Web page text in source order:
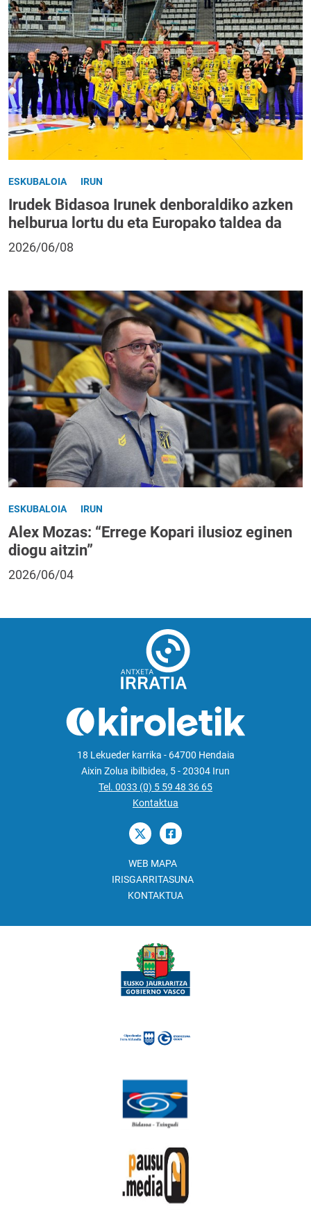
ESKUBALOIA IRUN
Irudek Bidasoa Irunek denboraldiko azken
helburua lortu du eta Europako taldea da
2026/06/08
ESKUBALOIA IRUN
Alex Mozas: “Errege Kopari ilusioz eginen
diogu aitzin”
2026/06/04
18 Lekueder karrika - 64700 Hendaia
Aixin Zolua ibilbidea, 5 - 20304 Irun
Tel. 0033 (0) 5 59 48 36 65
Kontaktua
WEB MAPA
IRISGARRITASUNA
KONTAKTUA